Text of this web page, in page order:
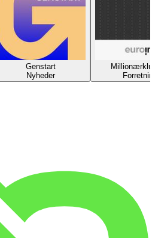
Genstart
Nyheder